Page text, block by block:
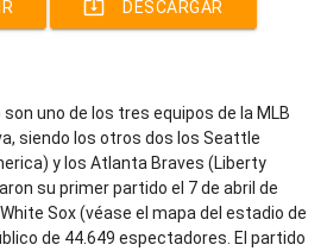
system_update_alt DESCARGAR
uno de los tres equipos de la MLB
siendo los otros dos los Seattle
y los Atlanta Braves (Liberty
su primer partido el 7 de abril de
Sox (véase el mapa del estadio de
de 44.649 espectadores. El partido